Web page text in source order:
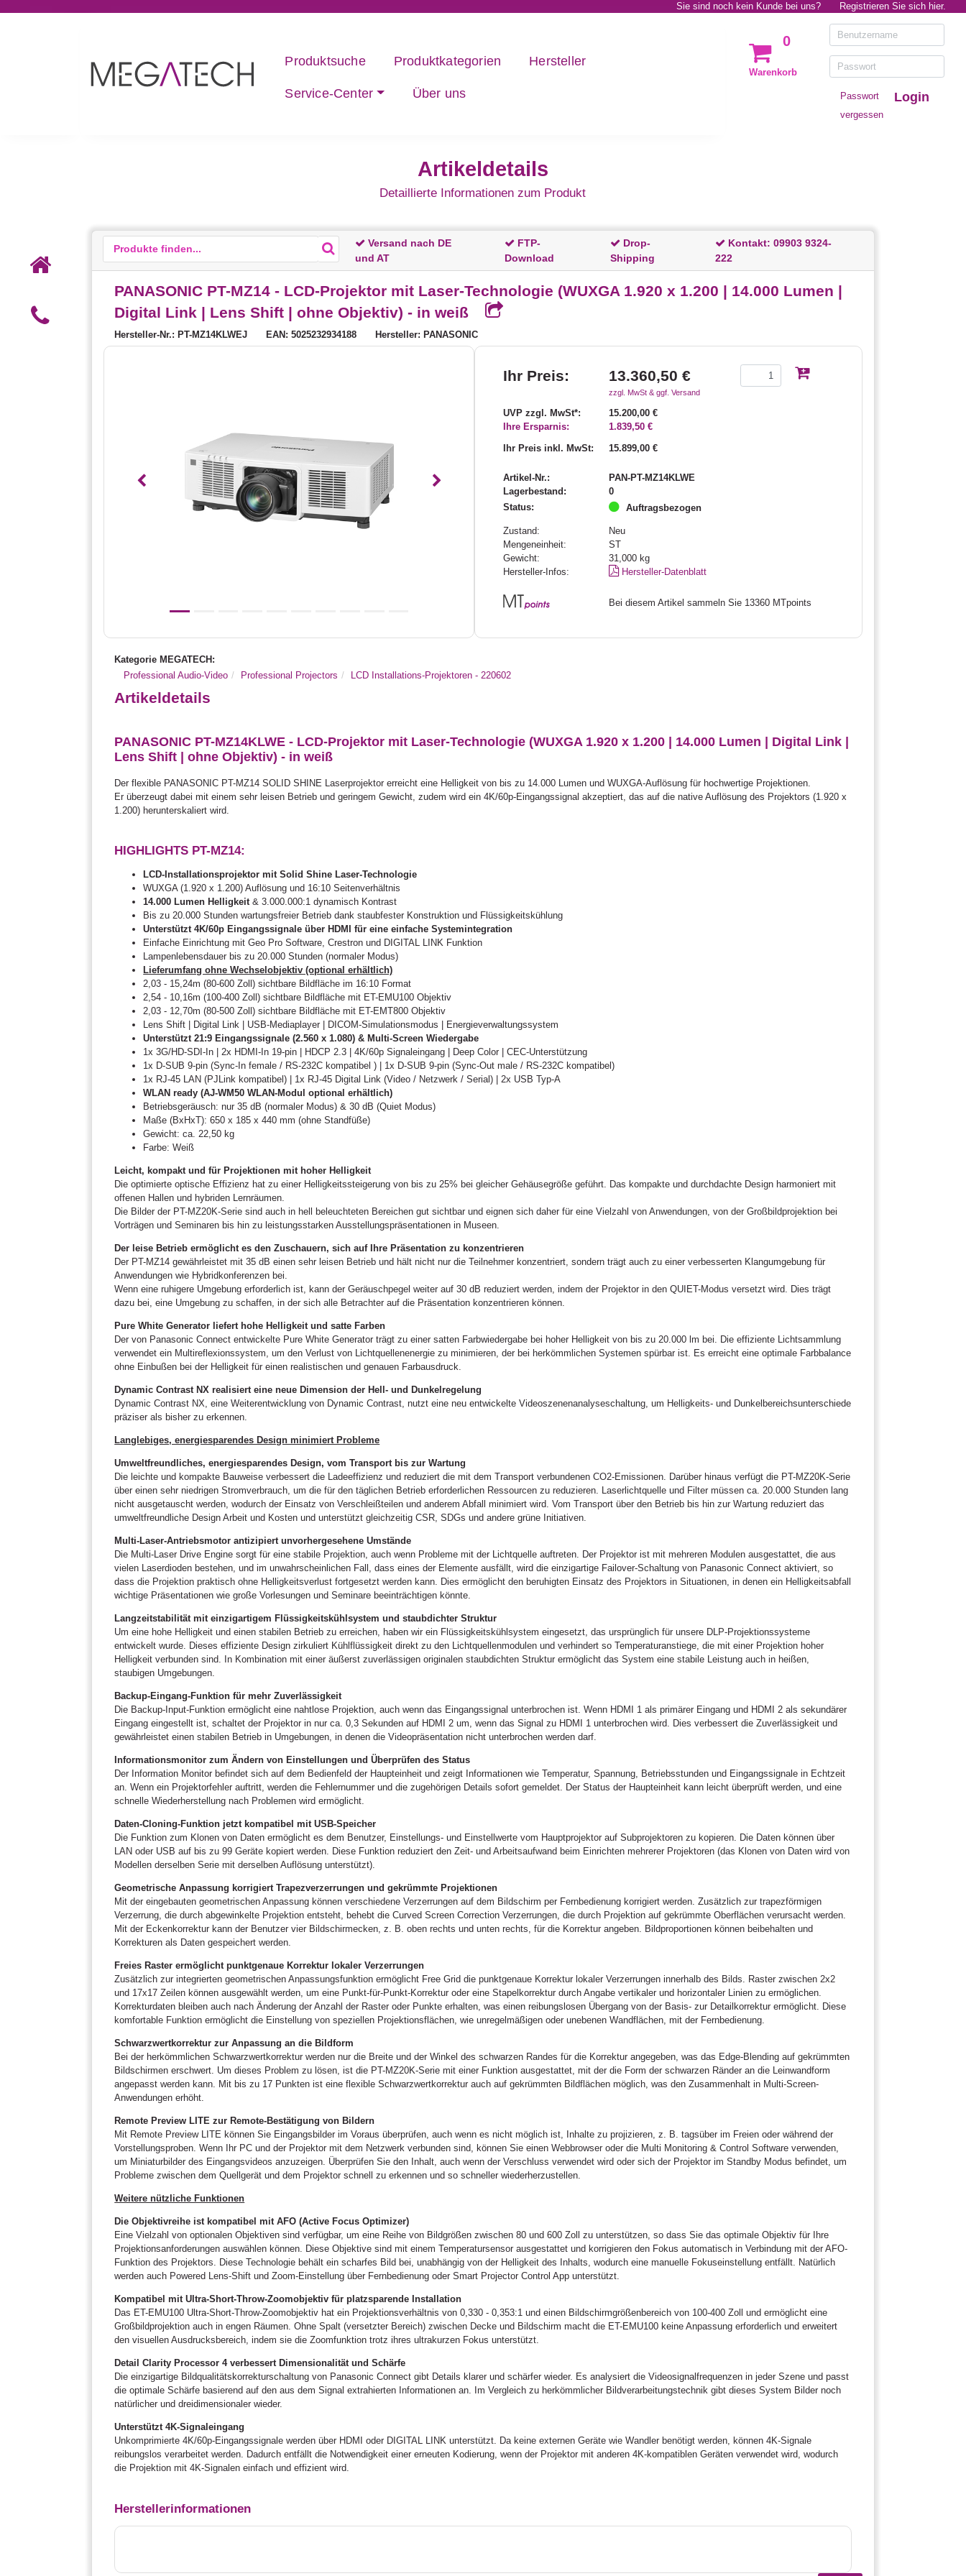
Sie sind noch kein Kunde bei uns? Registrieren Sie sich hier.
Produktsuche Produktkategorien Hersteller
Service-Center Über uns
0
Warenkorb
Passwort
vergessen
Login
Artikeldetails
Detaillierte Informationen zum Produkt
Versand nach DE
und AT
FTP-
Download
Drop-
Shipping
Kontakt:09903 9324-
222
PANASONIC PT-MZ14 - LCD-Projektor mit Laser-Technologie (WUXGA 1.920 x 1.200 | 14.000 Lumen |
Digital Link | Lens Shift | ohne Objektiv) - in weiß
Hersteller-Nr.: PT-MZ14KLWEJ EAN: 5025232934188 Hersteller: PANASONIC
Vorheriges Nächstes
Ihr Preis: 13.360,50 €
zzgl. MwSt & ggf. Versand
UVP zzgl. MwSt*:
15.200,00 €
Ihre Ersparnis:
1.839,50 €
Ihr Preis inkl. MwSt:
15.899,00 €
Artikel-Nr.:
PAN-PT-MZ14KLWE
Lagerbestand:
0
Status:
Auftragsbezogen
Zustand:
Neu
Mengeneinheit:
ST
Gewicht:
31,000 kg
Hersteller-Infos:
Hersteller-Datenblatt
Bei diesem Artikel sammeln Sie 13360 MTpoints
Kategorie MEGATECH:
Professional Audio-Video
Professional Projectors LCD Installations-Projektoren - 220602
Artikeldetails
PANASONIC PT-MZ14KLWE - LCD-Projektor mit Laser-Technologie (WUXGA 1.920 x 1.200 | 14.000 Lumen | Digital Link |
Lens Shift | ohne Objektiv) - in weiß
Der flexible PANASONIC PT-MZ14 SOLID SHINE Laserprojektor erreicht eine Helligkeit von bis zu 14.000 Lumen und WUXGA-Auflösung für hochwertige Projektionen.
Er überzeugt dabei mit einem sehr leisen Betrieb und geringem Gewicht, zudem wird ein 4K/60p-Eingangssignal akzeptiert, das auf die native Auflösung des Projektors (1.920 x
1.200) herunterskaliert wird.
HIGHLIGHTS PT-MZ14:
LCD-Installationsprojektor mit Solid Shine Laser-Technologie
WUXGA (1.920 x 1.200) Auflösung und 16:10 Seitenverhältnis
14.000 Lumen Helligkeit& 3.000.000:1 dynamisch Kontrast
Bis zu 20.000 Stunden wartungsfreier Betrieb dank staubfester Konstruktion und Flüssigkeitskühlung
Unterstützt 4K/60p Eingangssignale über HDMI für eine einfache Systemintegration
Einfache Einrichtung mit Geo Pro Software, Crestron und DIGITAL LINK Funktion
Lampenlebensdauer bis zu 20.000 Stunden (normaler Modus)
Lieferumfang ohne Wechselobjektiv (optional erhältlich)
2,03 - 15,24m (80-600 Zoll) sichtbare Bildfläche im 16:10 Format
2,54 - 10,16m (100-400 Zoll) sichtbare Bildfläche mit ET-EMU100 Objektiv
2,03 - 12,70m (80-500 Zoll) sichtbare Bildfläche mit ET-EMT800 Objektiv
Lens Shift | Digital Link | USB-Mediaplayer | DICOM-Simulationsmodus | Energieverwaltungssystem
Unterstützt 21:9 Eingangssignale (2.560 x 1.080) & Multi-Screen Wiedergabe
1x 3G/HD-SDI-In | 2x HDMI-In 19-pin | HDCP 2.3 | 4K/60p Signaleingang | Deep Color | CEC-Unterstützung
1x D-SUB 9-pin (Sync-In female / RS-232C kompatibel ) | 1x D-SUB 9-pin (Sync-Out male / RS-232C kompatibel)
1x RJ-45 LAN (PJLink kompatibel) | 1x RJ-45 Digital Link (Video / Netzwerk / Serial) | 2x USB Typ-A
WLAN ready (AJ-WM50 WLAN-Modul optional erhältlich)
Betriebsgeräusch: nur 35 dB (normaler Modus) & 30 dB (Quiet Modus)
Maße (BxHxT): 650 x 185 x 440 mm (ohne Standfüße)
Gewicht: ca. 22,50 kg
Farbe: Weiß
Leicht, kompakt und für Projektionen mit hoher Helligkeit
Die optimierte optische Effizienz hat zu einer Helligkeitssteigerung von bis zu 25% bei gleicher Gehäusegröße geführt. Das kompakte und durchdachte Design harmoniert mit
offenen Hallen und hybriden Lernräumen.
Die Bilder der PT-MZ20K-Serie sind auch in hell beleuchteten Bereichen gut sichtbar und eignen sich daher für eine Vielzahl von Anwendungen, von der Großbildprojektion bei
Vorträgen und Seminaren bis hin zu leistungsstarken Ausstellungspräsentationen in Museen.
Der leise Betrieb ermöglicht es den Zuschauern, sich auf Ihre Präsentation zu konzentrieren
Der PT-MZ14 gewährleistet mit 35 dB einen sehr leisen Betrieb und hält nicht nur die Teilnehmer konzentriert, sondern trägt auch zu einer verbesserten Klangumgebung für
Anwendungen wie Hybridkonferenzen bei.
Wenn eine ruhigere Umgebung erforderlich ist, kann der Geräuschpegel weiter auf 30 dB reduziert werden, indem der Projektor in den QUIET-Modus versetzt wird. Dies trägt
dazu bei, eine Umgebung zu schaffen, in der sich alle Betrachter auf die Präsentation konzentrieren können.
Pure White Generator liefert hohe Helligkeit und satte Farben
Der von Panasonic Connect entwickelte Pure White Generator trägt zu einer satten Farbwiedergabe bei hoher Helligkeit von bis zu 20.000 lm bei. Die effiziente Lichtsammlung
verwendet ein Multireflexionssystem, um den Verlust von Lichtquellenenergie zu minimieren, der bei herkömmlichen Systemen spürbar ist. Es erreicht eine optimale Farbbalance
ohne Einbußen bei der Helligkeit für einen realistischen und genauen Farbausdruck.
Dynamic Contrast NX realisiert eine neue Dimension der Hell- und Dunkelregelung
Dynamic Contrast NX, eine Weiterentwicklung von Dynamic Contrast, nutzt eine neu entwickelte Videoszenenanalyseschaltung, um Helligkeits- und Dunkelbereichsunterschiede
präziser als bisher zu erkennen.
Langlebiges, energiesparendes Design minimiert Probleme
Umweltfreundliches, energiesparendes Design, vom Transport bis zur Wartung
Die leichte und kompakte Bauweise verbessert die Ladeeffizienz und reduziert die mit dem Transport verbundenen CO2-Emissionen. Darüber hinaus verfügt die PT-MZ20K-Serie
über einen sehr niedrigen Stromverbrauch, um die für den täglichen Betrieb erforderlichen Ressourcen zu reduzieren. Laserlichtquelle und Filter müssen ca. 20.000 Stunden lang
nicht ausgetauscht werden, wodurch der Einsatz von Verschleißteilen und anderem Abfall minimiert wird. Vom Transport über den Betrieb bis hin zur Wartung reduziert das
umweltfreundliche Design Arbeit und Kosten und unterstützt gleichzeitig CSR, SDGs und andere grüne Initiativen.
Multi-Laser-Antriebsmotor antizipiert unvorhergesehene Umstände
Die Multi-Laser Drive Engine sorgt für eine stabile Projektion, auch wenn Probleme mit der Lichtquelle auftreten. Der Projektor ist mit mehreren Modulen ausgestattet, die aus
vielen Laserdioden bestehen, und im unwahrscheinlichen Fall, dass eines der Elemente ausfällt, wird die einzigartige Failover-Schaltung von Panasonic Connect aktiviert, so
dass die Projektion praktisch ohne Helligkeitsverlust fortgesetzt werden kann. Dies ermöglicht den beruhigten Einsatz des Projektors in Situationen, in denen ein Helligkeitsabfall
wichtige Präsentationen wie große Vorlesungen und Seminare beeinträchtigen könnte.
Langzeitstabilität mit einzigartigem Flüssigkeitskühlsystem und staubdichter Struktur
Um eine hohe Helligkeit und einen stabilen Betrieb zu erreichen, haben wir ein Flüssigkeitskühlsystem eingesetzt, das ursprünglich für unsere DLP-Projektionssysteme
entwickelt wurde. Dieses effiziente Design zirkuliert Kühlflüssigkeit direkt zu den Lichtquellenmodulen und verhindert so Temperaturanstiege, die mit einer Projektion hoher
Helligkeit verbunden sind. In Kombination mit einer äußerst zuverlässigen originalen staubdichten Struktur ermöglicht das System eine stabile Leistung auch in heißen,
staubigen Umgebungen.
Backup-Eingang-Funktion für mehr Zuverlässigkeit
Die Backup-Input-Funktion ermöglicht eine nahtlose Projektion, auch wenn das Eingangssignal unterbrochen ist. Wenn HDMI 1 als primärer Eingang und HDMI 2 als sekundärer
Eingang eingestellt ist, schaltet der Projektor in nur ca. 0,3 Sekunden auf HDMI 2 um, wenn das Signal zu HDMI 1 unterbrochen wird. Dies verbessert die Zuverlässigkeit und
gewährleistet einen stabilen Betrieb in Umgebungen, in denen die Videopräsentation nicht unterbrochen werden darf.
Informationsmonitor zum Ändern von Einstellungen und Überprüfen des Status
Der Information Monitor befindet sich auf dem Bedienfeld der Haupteinheit und zeigt Informationen wie Temperatur, Spannung, Betriebsstunden und Eingangssignale in Echtzeit
an. Wenn ein Projektorfehler auftritt, werden die Fehlernummer und die zugehörigen Details sofort gemeldet. Der Status der Haupteinheit kann leicht überprüft werden, und eine
schnelle Wiederherstellung nach Problemen wird ermöglicht.
Daten-Cloning-Funktion jetzt kompatibel mit USB-Speicher
Die Funktion zum Klonen von Daten ermöglicht es dem Benutzer, Einstellungs- und Einstellwerte vom Hauptprojektor auf Subprojektoren zu kopieren. Die Daten können über
LAN oder USB auf bis zu 99 Geräte kopiert werden. Diese Funktion reduziert den Zeit- und Arbeitsaufwand beim Einrichten mehrerer Projektoren (das Klonen von Daten wird von
Modellen derselben Serie mit derselben Auflösung unterstützt).
Geometrische Anpassung korrigiert Trapezverzerrungen und gekrümmte Projektionen
Mit der eingebauten geometrischen Anpassung können verschiedene Verzerrungen auf dem Bildschirm per Fernbedienung korrigiert werden. Zusätzlich zur trapezförmigen
Verzerrung, die durch abgewinkelte Projektion entsteht, behebt die Curved Screen Correction Verzerrungen, die durch Projektion auf gekrümmte Oberflächen verursacht werden.
Mit der Eckenkorrektur kann der Benutzer vier Bildschirmecken, z. B. oben rechts und unten rechts, für die Korrektur angeben. Bildproportionen können beibehalten und
Korrekturen als Daten gespeichert werden.
Freies Raster ermöglicht punktgenaue Korrektur lokaler Verzerrungen
Zusätzlich zur integrierten geometrischen Anpassungsfunktion ermöglicht Free Grid die punktgenaue Korrektur lokaler Verzerrungen innerhalb des Bilds. Raster zwischen 2x2
und 17x17 Zeilen können ausgewählt werden, um eine Punkt-für-Punkt-Korrektur oder eine Stapelkorrektur durch Angabe vertikaler und horizontaler Linien zu ermöglichen.
Korrekturdaten bleiben auch nach Änderung der Anzahl der Raster oder Punkte erhalten, was einen reibungslosen Übergang von der Basis- zur Detailkorrektur ermöglicht. Diese
komfortable Funktion ermöglicht die Einstellung von speziellen Projektionsflächen, wie unregelmäßigen oder unebenen Wandflächen, mit der Fernbedienung.
Schwarzwertkorrektur zur Anpassung an die Bildform
Bei der herkömmlichen Schwarzwertkorrektur werden nur die Breite und der Winkel des schwarzen Randes für die Korrektur angegeben, was das Edge-Blending auf gekrümmten
Bildschirmen erschwert. Um dieses Problem zu lösen, ist die PT-MZ20K-Serie mit einer Funktion ausgestattet, mit der die Form der schwarzen Ränder an die Leinwandform
angepasst werden kann. Mit bis zu 17 Punkten ist eine flexible Schwarzwertkorrektur auch auf gekrümmten Bildflächen möglich, was den Zusammenhalt in Multi-Screen-
Anwendungen erhöht.
Remote Preview LITE zur Remote-Bestätigung von Bildern
Mit Remote Preview LITE können Sie Eingangsbilder im Voraus überprüfen, auch wenn es nicht möglich ist, Inhalte zu projizieren, z. B. tagsüber im Freien oder während der
Vorstellungsproben. Wenn Ihr PC und der Projektor mit dem Netzwerk verbunden sind, können Sie einen Webbrowser oder die Multi Monitoring & Control Software verwenden,
um Miniaturbilder des Eingangsvideos anzuzeigen. Überprüfen Sie den Inhalt, auch wenn der Verschluss verwendet wird oder sich der Projektor im Standby Modus befindet, um
Probleme zwischen dem Quellgerät und dem Projektor schnell zu erkennen und so schneller wiederherzustellen.
Weitere nützliche Funktionen
Die Objektivreihe ist kompatibel mit AFO (Active Focus Optimizer)
Eine Vielzahl von optionalen Objektiven sind verfügbar, um eine Reihe von Bildgrößen zwischen 80 und 600 Zoll zu unterstützen, so dass Sie das optimale Objektiv für Ihre
Projektionsanforderungen auswählen können. Diese Objektive sind mit einem Temperatursensor ausgestattet und korrigieren den Fokus automatisch in Verbindung mit der AFO-
Funktion des Projektors. Diese Technologie behält ein scharfes Bild bei, unabhängig von der Helligkeit des Inhalts, wodurch eine manuelle Fokuseinstellung entfällt. Natürlich
werden auch Powered Lens-Shift und Zoom-Einstellung über Fernbedienung oder Smart Projector Control App unterstützt.
Kompatibel mit Ultra-Short-Throw-Zoomobjektiv für platzsparende Installation
Das ET-EMU100 Ultra-Short-Throw-Zoomobjektiv hat ein Projektionsverhältnis von 0,330 - 0,353:1 und einen Bildschirmgrößenbereich von 100-400 Zoll und ermöglicht eine
Großbildprojektion auch in engen Räumen. Ohne Spalt (versetzter Bereich) zwischen Decke und Bildschirm macht die ET-EMU100 keine Anpassung erforderlich und erweitert
den visuellen Ausdrucksbereich, indem sie die Zoomfunktion trotz ihres ultrakurzen Fokus unterstützt.
Detail Clarity Processor 4 verbessert Dimensionalität und Schärfe
Die einzigartige Bildqualitätskorrekturschaltung von Panasonic Connect gibt Details klarer und schärfer wieder. Es analysiert die Videosignalfrequenzen in jeder Szene und passt
die optimale Schärfe basierend auf den aus dem Signal extrahierten Informationen an. Im Vergleich zu herkömmlicher Bildverarbeitungstechnik gibt dieses System Bilder noch
natürlicher und dreidimensionaler wieder.
Unterstützt 4K-Signaleingang
Unkomprimierte 4K/60p-Eingangssignale werden über HDMI oder DIGITAL LINK unterstützt. Da keine externen Geräte wie Wandler benötigt werden, können 4K-Signale
reibungslos verarbeitet werden. Dadurch entfällt die Notwendigkeit einer erneuten Kodierung, wenn der Projektor mit anderen 4K-kompatiblen Geräten verwendet wird, wodurch
die Projektion mit 4K-Signalen einfach und effizient wird.
Herstellerinformationen